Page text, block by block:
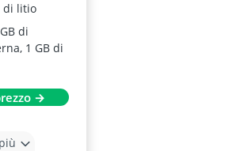
di litio
di
1 GB di
→